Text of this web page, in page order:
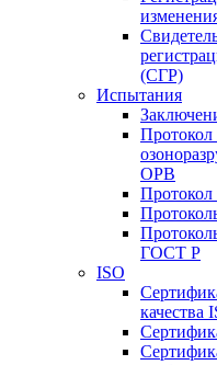
(СГР)
Испытания
ОРВ
Протокол
ГОСТ Р
ISO
качества